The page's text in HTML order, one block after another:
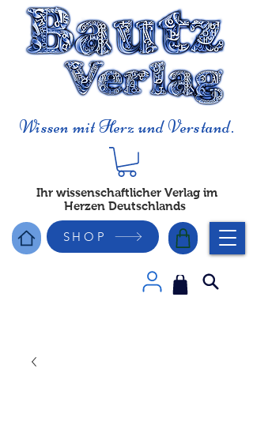
Wissen mit Herz und Verstand.
Ihr wissenschaftlicher Verlag im
Herzen Deutschlands
SHOP